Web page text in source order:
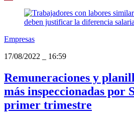
Empresas
17/08/2022
16:59
Remuneraciones y
más inspeccionadas por
primer trimestre